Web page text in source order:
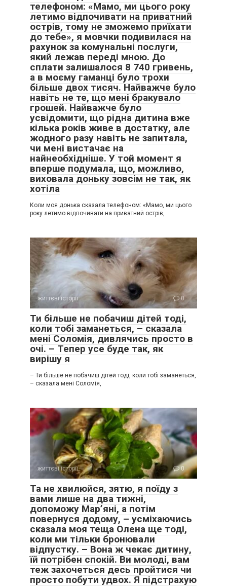
телефоном: «Мамо, ми цього року
летимо відпочивати на приватний
острів, тому не зможемо приїхати
до тебе», я мовчки подивилася на
рахунок за комунальні послуги,
який лежав переді мною. До
сплати залишалося 8 740 гривень,
а в моєму гаманці було трохи
більше двох тисяч. Найважче було
навіть не те, що мені бракувало
грошей. Найважче було
усвідомити, що рідна дитина вже
кілька років живе в достатку, але
жодного разу навіть не запитала,
чи мені вистачає на
найнеобхідніше. У той момент я
вперше подумала, що, можливо,
виховала доньку зовсім не так, як
хотіла
Коли моя донька сказала телефоном: «Мамо, ми цього
року летимо відпочивати на приватний острів,
життєві історії 0
Ти більше не побачиш дітей тоді,
коли тобі заманеться, – сказала
мені Соломія, дивлячись просто в
очі. – Тепер усе буде так, як
вирішу я
– Ти більше не побачиш дітей тоді, коли тобі заманеться,
– сказала мені Соломія,
життєві історії 0
Та не хвилюйся, зятю, я поїду з
вами лише на два тижні,
допоможу Мар’яні, а потім
повернуся додому, – усміхаючись
сказала моя теща Олена ще тоді,
коли ми тільки бронювали
відпустку. – Вона ж чекає дитину,
їй потрібен спокій. Ви молоді, вам
теж захочеться десь пройтися чи
просто побути удвох. Я підстрахую